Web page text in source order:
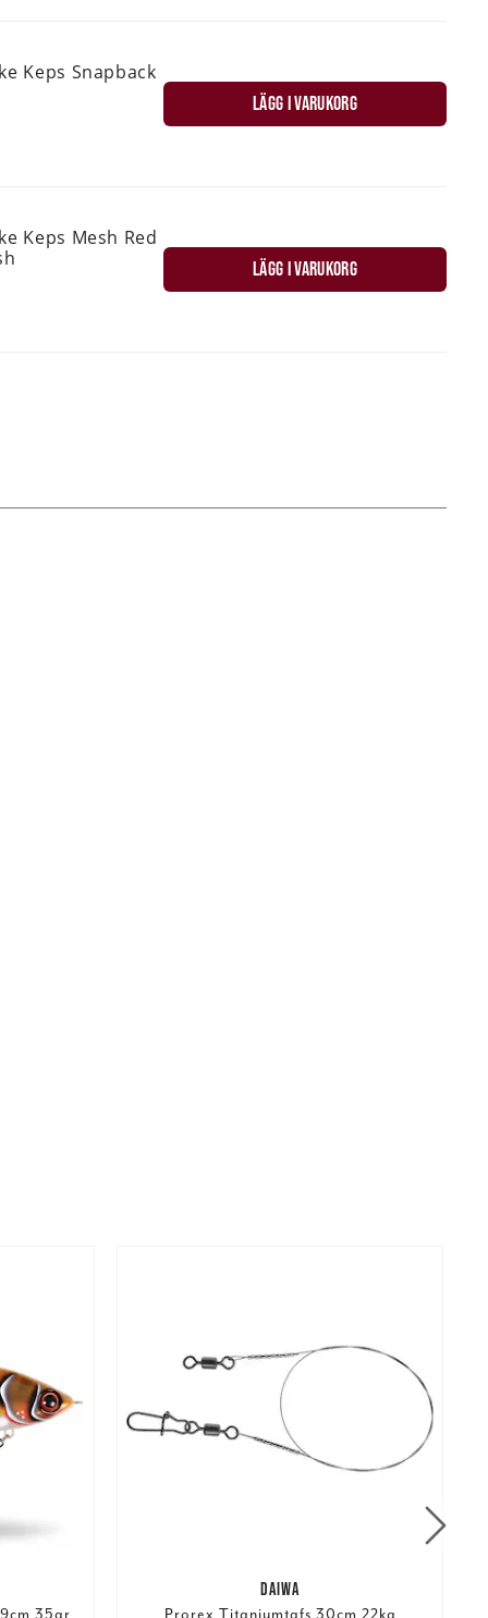
Keps Snapback
LÄGG I VARUKORG
Keps Mesh Red
LÄGG I VARUKORG
DAIWA